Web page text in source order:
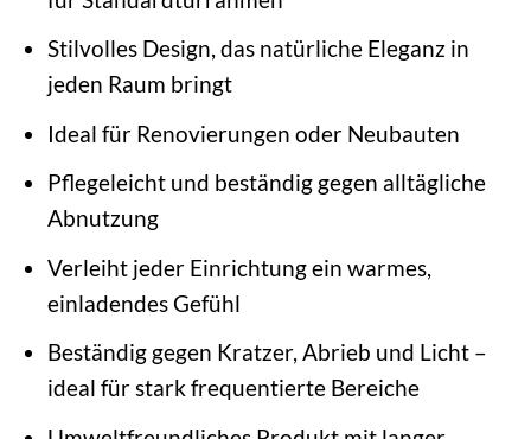
Stilvolles Design, das natürliche Eleganz in
jeden Raum bringt
Ideal für Renovierungen oder Neubauten
Pflegeleicht und beständig gegen alltägliche
Abnutzung
Verleiht jeder Einrichtung ein warmes,
einladendes Gefühl
Beständig gegen Kratzer, Abrieb und Licht –
ideal für stark frequentierte Bereiche